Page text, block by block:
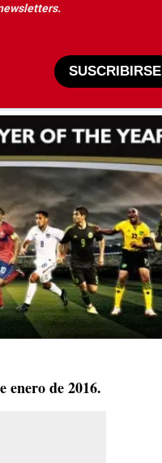
SUSCRIBIRSE
enero de 2016.